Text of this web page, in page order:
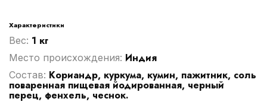
Характеристики
Вес: 1 кг
Место происхождения: Индия
Cостав: Кориандр, куркума, кумин, пажитник, соль
поваренная пищевая йодированная, черный
перец, фенхель, чеснок.